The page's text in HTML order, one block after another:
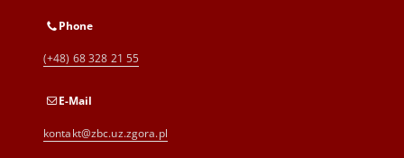
Phone
(+48) 68 328 21 55
E-Mail
kontakt@zbc.uz.zgora.pl